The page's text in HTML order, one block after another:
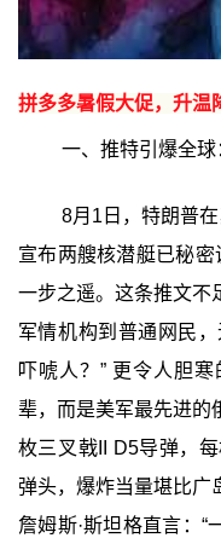
拼多多暑假大促，升
一、推特引爆全
8月1日，特朗普在
宣布两艘核潜艇已秘密
一步之遥。这条推文
军情机构到普通网民
吓唬人？” 更令人胆
辈，而是美军最先进的
枚三叉戟II D5导弹，
弹头，爆炸当量堪比广
詹姆斯·斯坦格直言：